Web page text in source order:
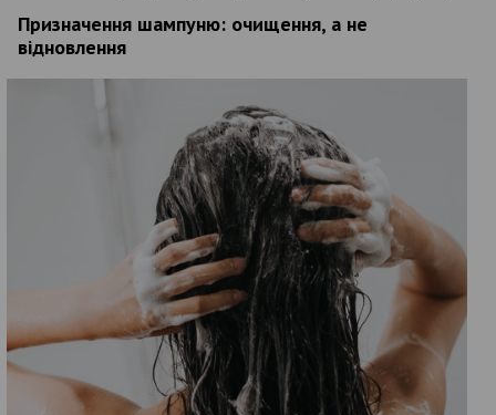
Призначення шампуню: очищення, а не
відновлення